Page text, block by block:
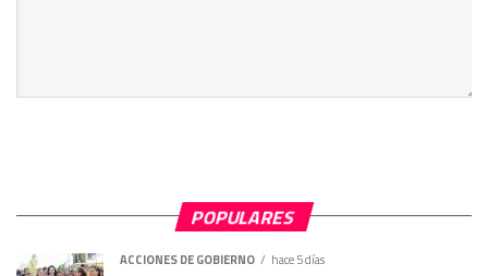
POPULARES
ACCIONES DE GOBIERNO hace 5 días